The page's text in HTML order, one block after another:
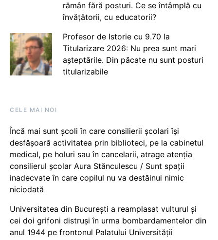
rămân fără posturi. Ce se întâmplă cu
învățătorii, cu educatorii?
Profesor de Istorie cu 9.70 la
Titularizare 2026: Nu prea sunt mari
așteptările. Din păcate nu sunt posturi
titularizabile
CELE MAI NOI
Încă mai sunt școli în care consilierii școlari își
desfășoară activitatea prin biblioteci, pe la cabinetul
medical, pe holuri sau în cancelarii, atrage atenția
consilierul școlar Aura Stănculescu / Sunt spații
inadecvate în care copilul nu va destăinui nimic
niciodată
Universitatea din București a reamplasat vulturul și
cei doi grifoni distruși în urma bombardamentelor din
anul 1944 pe frontonul Palatului Universității